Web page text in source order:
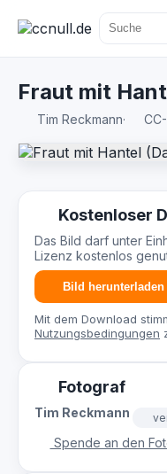
Fraut mit
Tim Reckmann·
Kostenloser
Das Bild darf unter
Lizenz kostenlos
Bild herunterladen
Mit dem Download
Nutzungsbedingungen
Fotograf
Tim Reckmann
Spende an den